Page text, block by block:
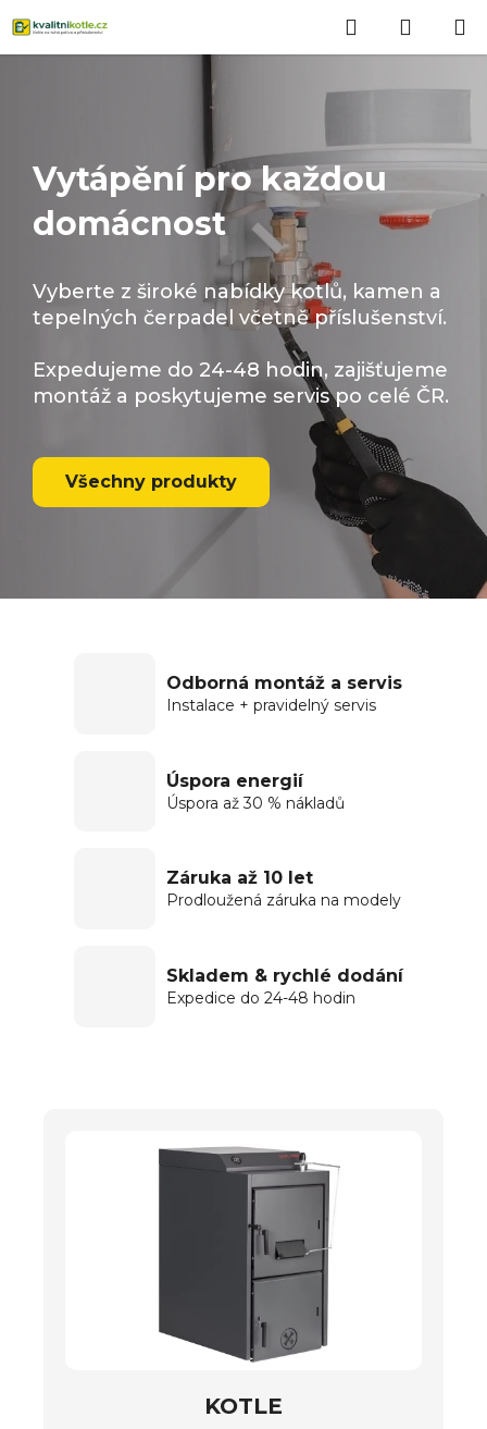
na
obsah
Hledat
KOŠÍK
Vytápění pro každou
domácnost
Vyberte z široké nabídky kotlů, kamen a
tepelných čerpadel včetně příslušenství.
Expedujeme do 24-48 hodin, zajišťujeme
montáž a poskytujeme servis po celé ČR.
Všechny produkty
Odborná montáž a servis
Instalace + pravidelný servis
Úspora energií
Úspora až 30 % nákladů
Záruka až 10 let
Prodloužená záruka na modely
Skladem & rychlé dodání
Expedice do 24-48 hodin
KOTLE